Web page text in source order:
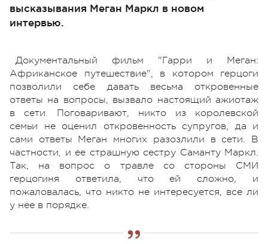
высказывания Меган Маркл в новом
интервью.
Документальный фильм "Гарри и Меган:
Африканское путешествие", в котором герцоги
позволили себе давать весьма откровенные
ответы на вопросы, вызвало настоящий ажиотаж
в сети. Поговаривают, никто из королевской
семьи не оценил откровенность супругов, да и
сами ответы Меган многих разозлили в сети. В
частности, и ее страшную сестру Саманту Маркл.
Так, на вопрос о травле со стороны СМИ
герцогиня ответила, что ей сложно, и
пожаловалась, что никто не интересуется, все ли
у нее в порядке.